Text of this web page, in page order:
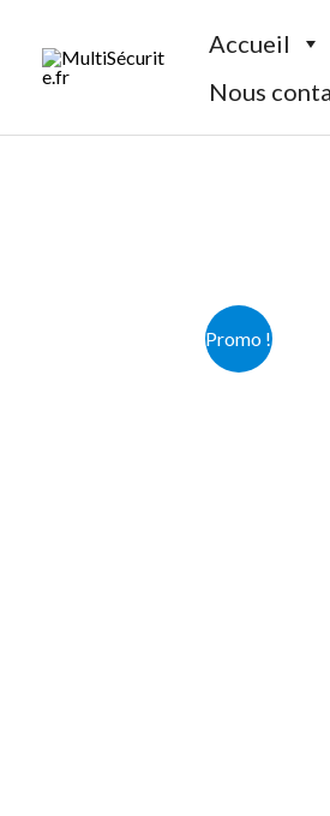
contenu
Accueil
Nous
Promo !